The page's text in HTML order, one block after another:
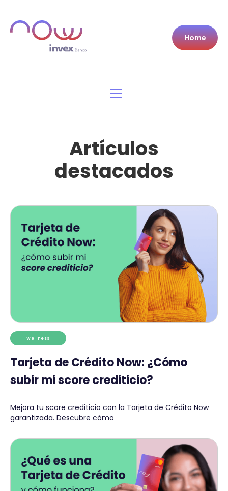
Home
Artículos
destacados
Wellness
Tarjeta de Crédito Now: ¿Cómo
subir mi score crediticio?
Mejora tu score crediticio con la Tarjeta de Crédito Now
garantizada. Descubre cómo